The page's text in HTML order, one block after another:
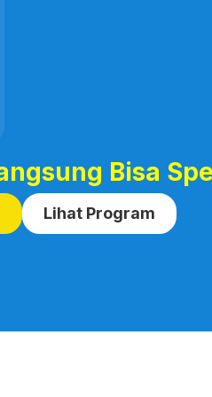
Bisa
Lihat Program